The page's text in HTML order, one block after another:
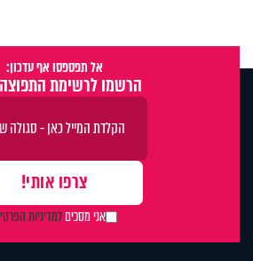
אל תפספסו אף עדכון:
הרשמו לרשימת
אני מסכיםלמדיניות